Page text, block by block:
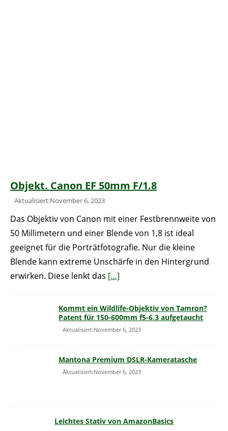
Objekt. Canon EF 50mm F/1.8
Aktualisiert:November 6, 2023
Das Objektiv von Canon mit einer Festbrennweite von
50 Millimetern und einer Blende von 1,8 ist ideal
geeignet für die Porträtfotografie. Nur die kleine
Blende kann extreme Unschärfe in den Hintergrund
erwirken. Diese lenkt das […]
Kommt ein Wildlife-Objektiv von Tamron?
Patent für 150-600mm f5-6.3 aufgetaucht
Aktualisiert:November 6, 2023
Mantona Premium DSLR-Kameratasche
Aktualisiert:November 6, 2023
Leichtes Stativ von AmazonBasics